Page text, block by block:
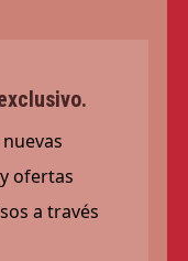
ofertas
a través